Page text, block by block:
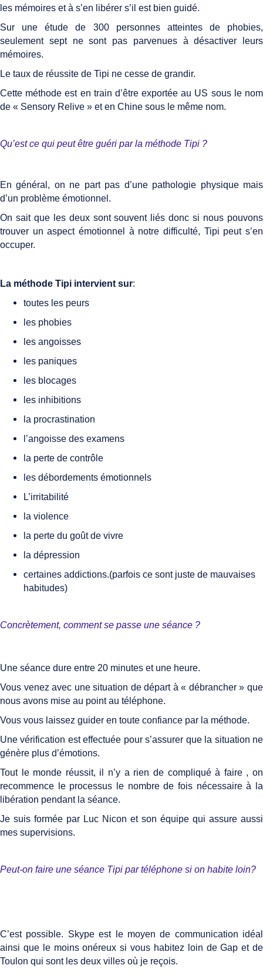
les mémoires et à s’en libérer s’il est bien guidé.
Sur une étude de 300 personnes atteintes de phobies,
seulement sept ne sont pas parvenues à désactiver leurs
mémoires.
Le taux de réussite de Tipi ne cesse de grandir.
Cette méthode est en train d’être exportée au US sous le nom
de « Sensory Relive » et en Chine sous le même nom.
Qu’est ce qui peut être guéri par la méthode Tipi ?
En général, on ne part pas d’une pathologie physique mais
d’un problème émotionnel.
On sait que les deux sont souvent liés donc si nous pouvons
trouver un aspect émotionnel à notre difficulté, Tipi peut s’en
occuper.
La méthode Tipi intervient sur:
toutes les peurs
les phobies
les angoisses
les paniques
les blocages
les inhibitions
la procrastination
l’angoisse des examens
la perte de contrôle
les débordements émotionnels
L’irritabilité
la violence
la perte du goût de vivre
la dépression
certaines addictions.(parfois ce sont juste de mauvaises
habitudes)
Concrètement, comment se passe une séance ?
Une séance dure entre 20 minutes et une heure.
Vous venez avec une situation de départ à « débrancher » que
nous avons mise au point au téléphone.
Vous vous laissez guider en toute confiance par la méthode.
Une vérification est effectuée pour s’assurer que la situation ne
génère plus d’émotions.
Tout le monde réussit, il n’y a rien de compliqué à faire , on
recommence le processus le nombre de fois nécessaire à la
libération pendant la séance.
Je suis formée par Luc Nicon et son équipe qui assure aussi
mes supervisions.
Peut-on faire une séance Tipi par téléphone si on habite loin?
C’est possible. Skype est le moyen de communication idéal
ainsi que le moins onéreux si vous habitez loin de Gap et de
Toulon qui sont les deux villes où je reçois.